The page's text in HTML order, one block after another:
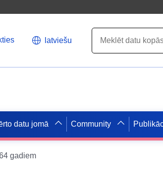
latviešu
datu jomā Community
gadiem